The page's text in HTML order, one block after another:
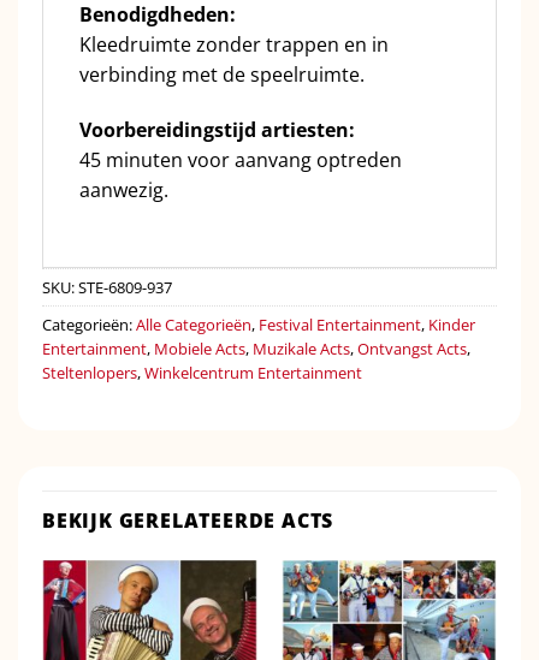
Benodigdheden:
Kleedruimte zonder trappen en in
verbinding met de speelruimte.
Voorbereidingstijd artiesten:
45 minuten voor aanvang optreden
aanwezig.
SKU:STE-6809-937
Categorieën:Alle Categorieën, Festival Entertainment, Kinder
Entertainment, Mobiele Acts, Muzikale Acts,Ontvangst Acts,
Steltenlopers,Winkelcentrum Entertainment
BEKIJK GERELATEERDE ACTS